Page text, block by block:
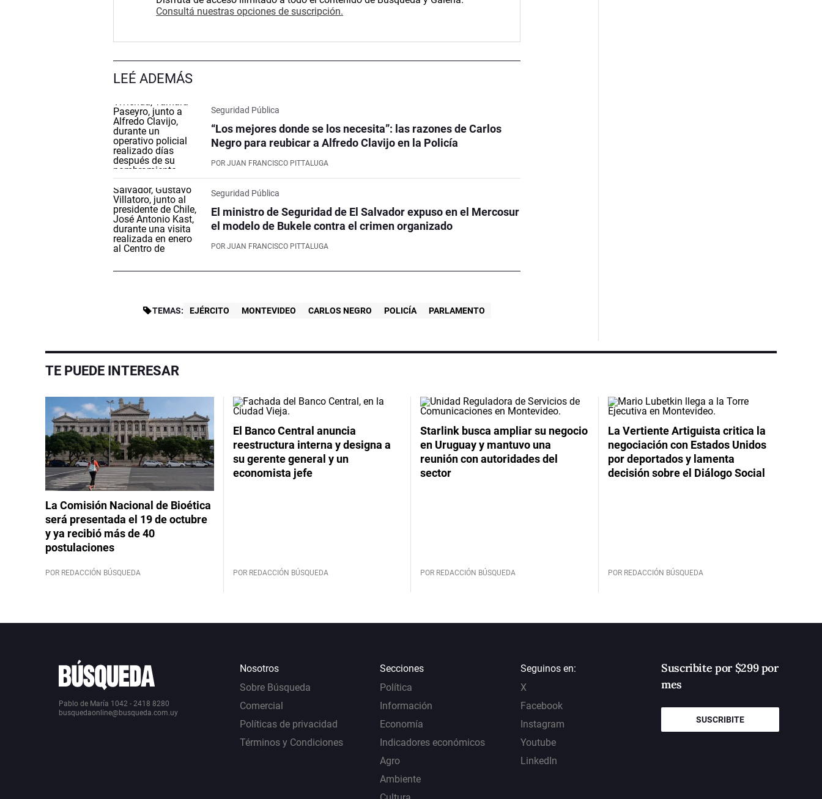
Consultá nuestras opciones de suscripción.
LEÉ ADEMÁS
Seguridad Pública
“Los mejores donde se los necesita”: las razones de Carlos
Negro para reubicar a Alfredo Clavijo en la Policía
POR JUAN FRANCISCO PITTALUGA
Seguridad Pública
El ministro de Seguridad de El Salvador expuso en el Mercosur
el modelo de Bukele contra el crimen organizado
POR JUAN FRANCISCO PITTALUGA
TEMAS: EJÉRCITO MONTEVIDEO CARLOS NEGRO POLICÍA PARLAMENTO
TE PUEDE INTERESAR
La Comisión Nacional de Bioética
será presentada el 19 de octubre
y ya recibió más de 40
postulaciones
POR REDACCIÓN BÚSQUEDA
El Banco Central anuncia
reestructura interna y designa a
su gerente general y un
economista jefe
POR REDACCIÓN BÚSQUEDA
Starlink busca ampliar su negocio
en Uruguay y mantuvo una
reunión con autoridades del
sector
POR REDACCIÓN BÚSQUEDA
La Vertiente Artiguista critica la
negociación con Estados Unidos
por deportados y lamenta
decisión sobre el Diálogo Social
POR REDACCIÓN BÚSQUEDA
Pablo de María 1042 - 2418 8280
busquedaonline@busqueda.com.uy
Nosotros
Sobre Búsqueda
Comercial
Políticas de privacidad
Términos y Condiciones
Secciones
Política
Información
Economía
Indicadores económicos
Agro
Ambiente
Seguinos en:
X
Facebook
Instagram
Youtube
LinkedIn
Suscribite por $299 por
mes
SUSCRIBITE